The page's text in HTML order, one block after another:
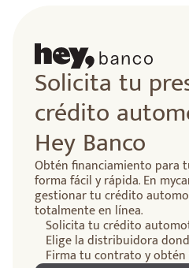
Solicita tu
crédito
Hey Banco
Obtén financiamiento para
forma fácil y rápida. En
gestionar tu crédito
totalmente en línea.
Solicita tu crédito
Elige la distribuidora
Firma tu contrato y